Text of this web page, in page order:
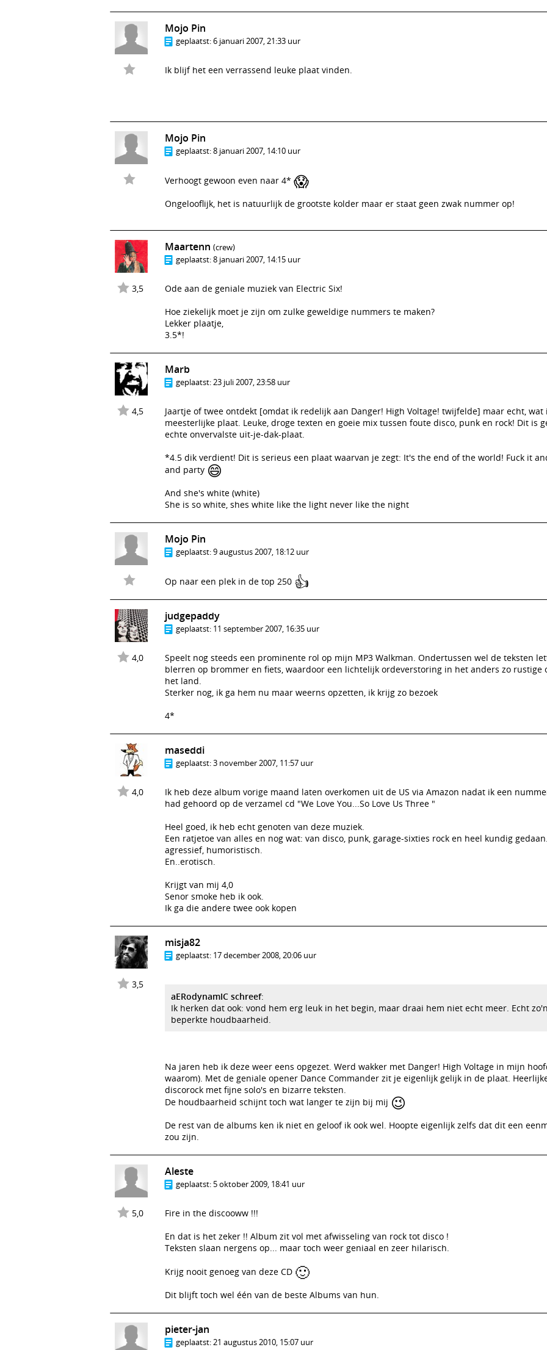
Mojo Pin
geplaatst:6 januari 2007, 21:33 uur
Ik blijf het een verrassend leuke plaat vinden.
Mojo Pin
geplaatst:8 januari 2007, 14:10 uur
Verhoogt gewoon even naar 4* 😱
Ongelooflijk, het is natuurlijk de grootste kolder maar er staat geen zwak nummer op!
3,5
Maartenn (crew)
geplaatst:8 januari 2007, 14:15 uur
Ode aan de geniale muziek van Electric Six!
Hoe ziekelijk moet je zijn om zulke geweldige nummers te maken?
Lekker plaatje,
3.5*!
4,5
Marb
geplaatst:23 juli 2007, 23:58 uur
Jaartje of twee ontdekt [omdat ik redelijk aan Danger! High Voltage! twijfelde] maar echt, wat
meesterlijke plaat. Leuke, droge texten en goeie mix tussen foute disco, punk en rock! Dit is
echte onvervalste uit-je-dak-plaat.
*4.5 dik verdient! Dit is serieus een plaat waarvan je zegt: It's the end of the world! Fuck it
and party 😄
And she's white (white)
She is so white, shes white like the light never like the night
Mojo Pin
geplaatst:9 augustus 2007, 18:12 uur
Op naar een plek in de top 250 👍
4,0
judgepaddy
geplaatst: 11 september 2007, 16:35 uur
Speelt nog steeds een prominente rol op mijn MP3 Walkman. Ondertussen wel de teksten
blerren op brommer en fiets, waardoor een lichtelijk ordeverstoring in het anders zo rustige
het land.
Sterker nog, ik ga hem nu maar weerns opzetten, ik krijg zo bezoek
4*
4,0
maseddi
geplaatst:3 november 2007, 11:57 uur
Ik heb deze album vorige maand laten overkomen uit de US via Amazon nadat ik een
had gehoord op de verzamel cd "We Love You...So Love Us Three "
Heel goed, ik heb echt genoten van deze muziek.
Een ratjetoe van alles en nog wat: van disco, punk, garage-sixties rock en heel kundig
agressief, humoristisch.
En..erotisch.
Krijgt van mij 4,0
Senor smoke heb ik ook.
Ik ga die andere twee ook kopen
3,5
misja82
geplaatst: 17 december 2008, 20:06 uur
aERodynamIC schreef:
Ik herken dat ook: vond hem erg leuk in het begin, maar draai hem niet echt meer. Echt
beperkte houdbaarheid.
Na jaren heb ik deze weer eens opgezet. Werd wakker met Danger! High Voltage in mijn
waarom). Met de geniale opener Dance Commander zit je eigenlijk gelijk in de plaat.
discorock met fijne solo's en bizarre teksten.
De houdbaarheid schijnt toch wat langer te zijn bij mij 😉
De rest van de albums ken ik niet en geloof ik ook wel. Hoopte eigenlijk zelfs dat dit een
zou zijn.
5,0
Aleste
geplaatst: 5 oktober 2009, 18:41 uur
Fire in the discooww !!!
En dat is het zeker !! Album zit vol met afwisseling van rock tot disco !
Teksten slaan nergens op... maar toch weer geniaal en zeer hilarisch.
Krijg nooit genoeg van deze CD 🙂
Dit blijft toch wel één van de beste Albums van hun.
pieter-jan
geplaatst:21 augustus 2010, 15:07 uur